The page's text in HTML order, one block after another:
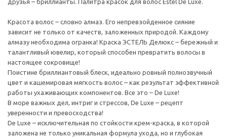
друзья – бриллианты. Палитра красок для волос Estel De Luxe.
Красота волос – словно алмаз. Его непревзойденное сияние
зависит не только от качеств, заложенных природой. Каждому
алмазу необходима огранка! Краска ЭСТЕЛЬ Делюкс – бережный и
талантливый ювелир, который способен превратить волосы в
настоящее сокровище!
Поистине бриллиантовый блеск, идеально ровный полнозвучный
цвет и кашемировая мягкость волос – как результат эффективной
работы ухаживающих компонентов. Все это – De Luxe!
В море важных дел, интриг и стрессов, De Luxe – рецепт
уверенности и превосходства!
De Luxe – исключительная по стойкости крем-краска, в которой
заложена не только уникальная формула ухода, но и глубокая